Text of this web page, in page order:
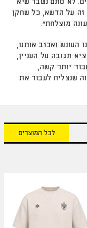
זה על הדשא, כל שחקן
מוצלחת".
העונש ואכזב אותנו,
תגובה על העניין,
יותר קשה,
מקווה שנצליח לעבור את
לכל המוצרים